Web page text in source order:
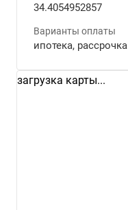
34.4054952857
Варианты оплаты
ипотека, рассрочка
загрузка карты...